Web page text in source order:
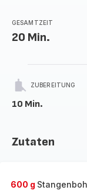
GESAMTZEIT
20 Min.
ZUBEREITUNG
10 Min.
Zutaten
600 g